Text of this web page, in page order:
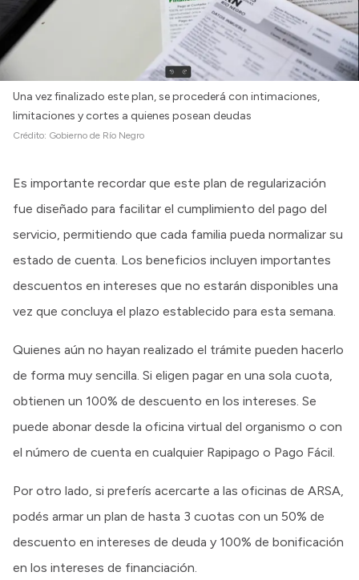
Una vez finalizado este plan, se procederá con intimaciones,
limitaciones y cortes a quienes posean deudas
Crédito: Gobierno de Río Negro
Es importante recordar que este plan de regularización
fue diseñado para facilitar el cumplimiento del pago del
servicio, permitiendo que cada familia pueda normalizar su
estado de cuenta. Los beneficios incluyen importantes
descuentos en intereses que no estarán disponibles una
vez que concluya el plazo establecido para esta semana.
Quienes aún no hayan realizado el trámite pueden hacerlo
de forma muy sencilla. Si eligen pagar en una sola cuota,
obtienen un 100% de descuento en los intereses. Se
puede abonar desde la oficina virtual del organismo o con
el número de cuenta en cualquier Rapipago o Pago Fácil.
Por otro lado, si preferís acercarte a las oficinas de ARSA,
podés armar un plan de hasta 3 cuotas con un 50% de
descuento en intereses de deuda y 100% de bonificación
en los intereses de financiación.